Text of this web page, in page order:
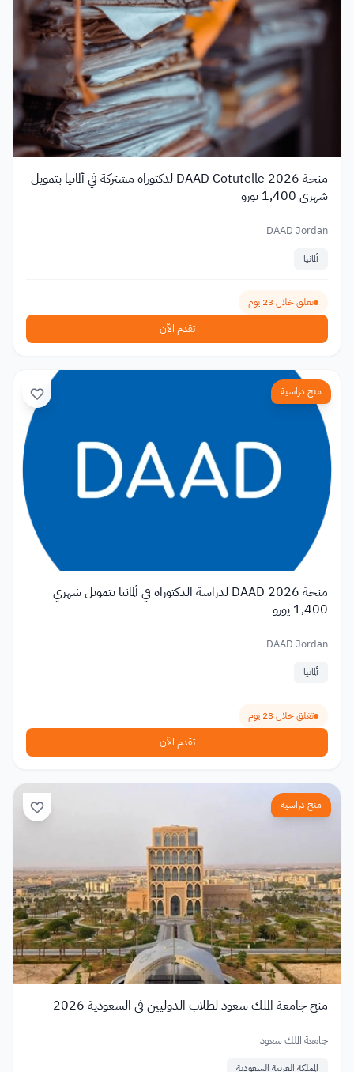
منحة DAAD Cotutelle 2026 لدكتوراه مشتركة في ألمانيا بتمويل
شهري 1,400 يورو
DAAD Jordan
ألمانيا
تغلق خلال 23 يوم
تقدم الآن
منح دراسية
منحة DAAD 2026 لدراسة الدكتوراه في ألمانيا بتمويل شهري
1,400 يورو
DAAD Jordan
ألمانيا
تغلق خلال 23 يوم
تقدم الآن
منح دراسية
منح جامعة الملك سعود لطلاب الدوليين في السعودية 2026
جامعة الملك سعود
المملكة العربية السعودية